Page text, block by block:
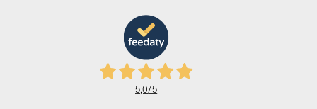
5,0/5